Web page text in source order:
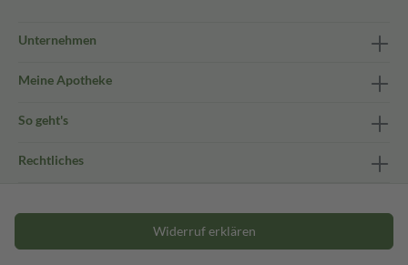
Unternehmen
Meine Apotheke
So geht's
Rechtliches
Widerruf erklären